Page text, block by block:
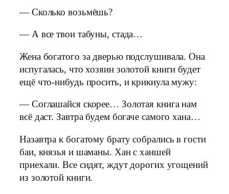
— Сколько возьмёшь?
— А все твои табуны, стада…
Жена богатого за дверью подслушивала. Она
испугалась, что хозяин золотой книги будет
ещё что-нибудь просить, и крикнула мужу:
— Соглашайся скорее… Золотая книга нам
всё даст. Завтра будем богаче самого хана…
Назавтра к богатому брату собрались в гости
баи, князья и шаманы. Хан с ханшей
приехали. Все сидят, ждут дорогих угощений
из золотой книги.